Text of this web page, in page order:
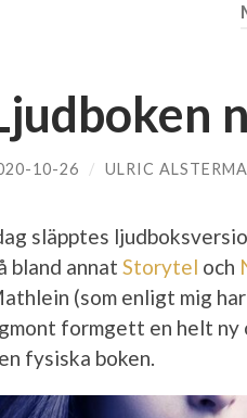
10-26 / ULRIC
släpptes
bland annat Storytel och
(som enligt mig
formgett en helt
fysiska boken.